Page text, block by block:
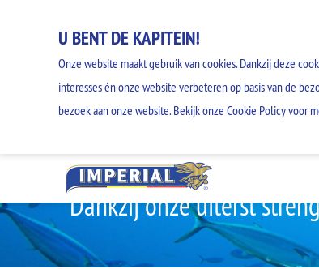
U BENT DE KAPITEIN!
Onze website maakt gebruik van cookies. Dankzij deze
interesses én onze website verbeteren op basis van de
bezoek aan onze website. Bekijk onze Cookie Policy voor
Dankzij onze uiterst